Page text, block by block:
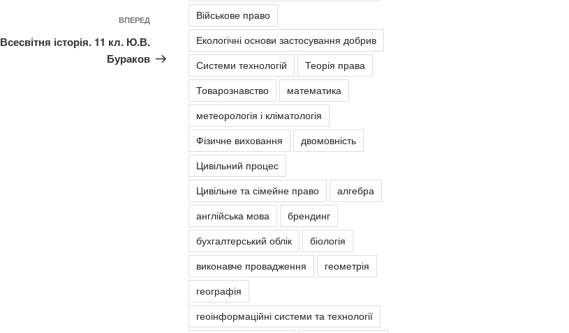
Наступний
ВПЕРЕД
Всесвітня історія. 11 кл. Ю.В.
Бураков
Військове право
Екологічні основи застосування добрив
Системи технологій
Теорія права
Товарознавство
математика
метеорологія і кліматологія
Фізичне виховання
двомовність
Цивільний процес
Цивільне та сімейне право
алгебра
англійська мова
брендинг
бухгалтерський облік
біологія
виконавче провадження
геометрія
географія
геоінформаційні системи та технології